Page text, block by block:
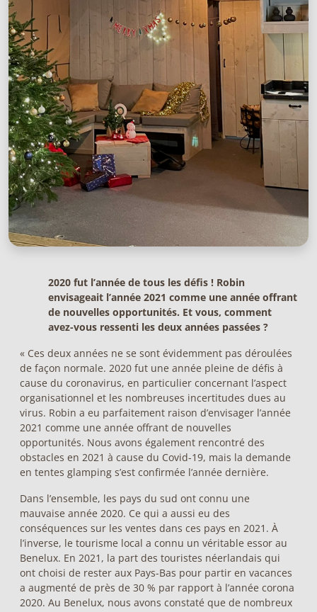
2020 fut l’année de tous les défis ! Robin
envisageait l’année 2021 comme une année offrant
de nouvelles opportunités. Et vous, comment
avez-vous ressenti les deux années passées ?
« Ces deux années ne se sont évidemment pas déroulées
de façon normale. 2020 fut une année pleine de défis à
cause du coronavirus, en particulier concernant l’aspect
organisationnel et les nombreuses incertitudes dues au
virus. Robin a eu parfaitement raison d’envisager l’année
2021 comme une année offrant de nouvelles
opportunités. Nous avons également rencontré des
obstacles en 2021 à cause du Covid-19, mais la demande
en tentes glamping s’est confirmée l’année dernière.
Dans l’ensemble, les pays du sud ont connu une
mauvaise année 2020. Ce qui a aussi eu des
conséquences sur les ventes dans ces pays en 2021. À
l’inverse, le tourisme local a connu un véritable essor au
Benelux. En 2021, la part des touristes néerlandais qui
ont choisi de rester aux Pays-Bas pour partir en vacances
a augmenté de près de 30 % par rapport à l’année corona
2020. Au Benelux, nous avons constaté que de nombreux